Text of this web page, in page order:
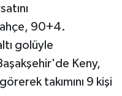
90+4.
golüyle
Keny,
takımını 9 kişi